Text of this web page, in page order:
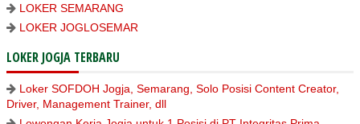
LOKER SEMARANG
LOKER JOGLOSEMAR
LOKER JOGJA TERBARU
Loker SOFDOH Jogja, Semarang, Solo Posisi Content Creator,
Driver, Management Trainer, dll